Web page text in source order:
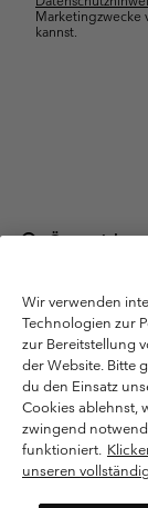
kannst.
Österreich
Columbia
Bergheim, Salzburg
Datenschutzerklärung
Bestimmungen und
Cookies
Wir verwenden
Technologien zur
zur Bereitstellung
der Website. Bitte
du den Einsatz
Cookies ablehnst,
zwingend
funktioniert.
unseren
Bitte